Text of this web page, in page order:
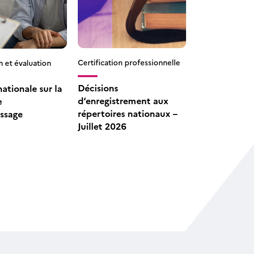
et évaluation
sur la
Certification professionnelle
Décisions
d’enregistrement aux
répertoires nationaux –
Juillet 2026